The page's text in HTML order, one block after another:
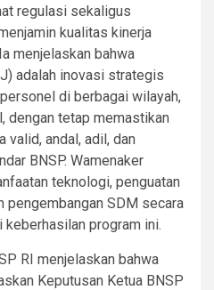
regulasi sekaligus
kualitas kinerja
menjelaskan bahwa
adalah inovasi strategis
di berbagai wilayah,
dengan tetap memastikan
valid, andal, adil, dan
BNSP. Wamenaker
teknologi, penguatan
pengembangan SDM secara
keberhasilan program ini.
RI menjelaskan bahwa
Keputusan Ketua BNSP